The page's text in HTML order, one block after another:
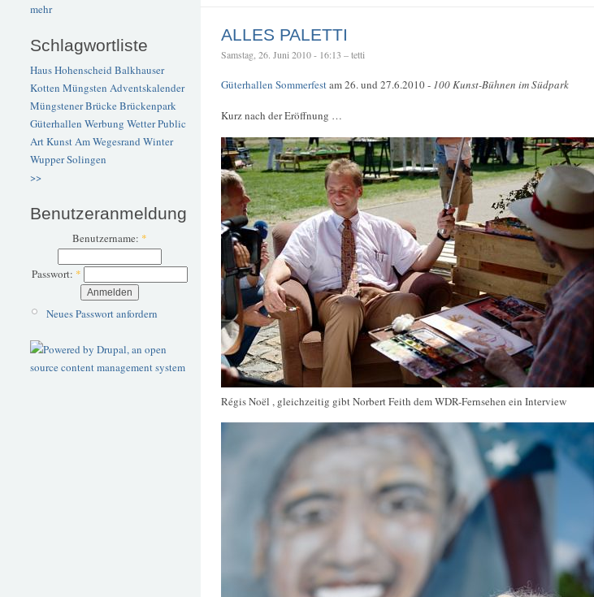
mehr
Schlagwortliste
Haus Hohenscheid Balkhauser
Kotten Müngsten Adventskalender
Müngstener BrückeBrückenpark
Güterhallen Werbung WetterPublic
ArtKunstAm Wegesrand Winter
WupperSolingen
>>
Benutzeranmeldung
Benutzername: *
Passwort: *
Neues Passwort anfordern
ALLES PALETTI
Samstag, 26. Juni 2010 - 16:13 – tetti
Güterhallen Sommerfestam 26. und 27.6.2010 - 100 Kunst-Bühnen im Südpark
Kurz nach der Eröffnung …
Régis Noël , gleichzeitig gibt Norbert Feith dem WDR-Fernsehen ein Interview